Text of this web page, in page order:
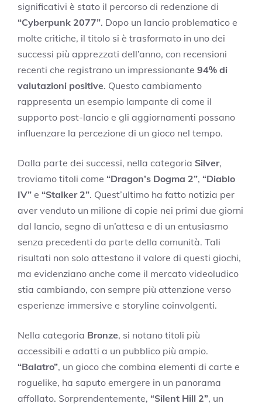
significativi è stato il percorso di redenzione di
“Cyberpunk 2077”. Dopo un lancio problematico e
molte critiche, il titolo si è trasformato in uno dei
successi più apprezzati dell’anno, con recensioni
recenti che registrano un impressionante 94% di
valutazioni positive. Questo cambiamento
rappresenta un esempio lampante di come il
supporto post-lancio e gli aggiornamenti possano
influenzare la percezione di un gioco nel tempo.
Dalla parte dei successi, nella categoria Silver,
troviamo titoli come “Dragon’s Dogma 2”, “Diablo
IV” e “Stalker 2”. Quest’ultimo ha fatto notizia per
aver venduto un milione di copie nei primi due giorni
dal lancio, segno di un’attesa e di un entusiasmo
senza precedenti da parte della comunità. Tali
risultati non solo attestano il valore di questi giochi,
ma evidenziano anche come il mercato videoludico
stia cambiando, con sempre più attenzione verso
esperienze immersive e storyline coinvolgenti.
Nella categoria Bronze, si notano titoli più
accessibili e adatti a un pubblico più ampio.
“Balatro”, un gioco che combina elementi di carte e
roguelike, ha saputo emergere in un panorama
affollato. Sorprendentemente, “Silent Hill 2”, un